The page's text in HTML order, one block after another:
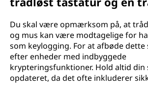
Du skal være opmærksom på, at
og mus kan være modtagelige for
som keylogging. For at afbøde dette
efter enheder med indbyggede
krypteringsfunktioner. Hold altid din
opdateret, da det ofte inkluderer